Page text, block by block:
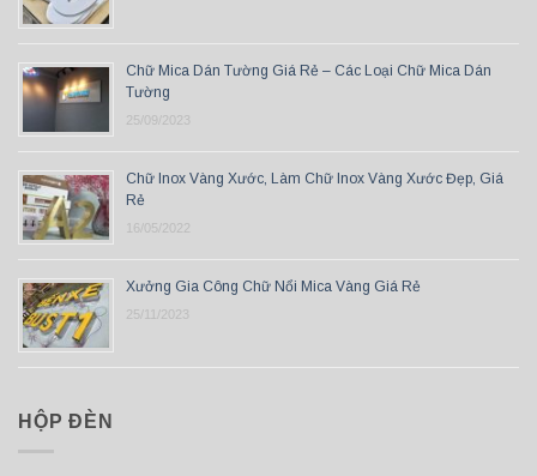
Chữ Mica Dán Tường Giá Rẻ – Các Loại Chữ Mica Dán
Tường
25/09/2023
Chữ Inox Vàng Xước, Làm Chữ Inox Vàng Xước Đẹp, Giá
Rẻ
16/05/2022
Xưởng Gia Công Chữ Nổi Mica Vàng Giá Rẻ
25/11/2023
HỘP ĐÈN